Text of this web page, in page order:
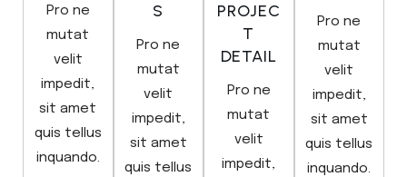
Pro ne
mutat
velit
impedit,
sit amet
quis tellus
inquando.
S
Pro ne
mutat
velit
impedit,
sit amet
quis tellus
PROJEC
T
DETAIL
Pro ne
mutat
velit
impedit,
Pro ne
mutat
velit
impedit,
sit amet
quis tellus
inquando.